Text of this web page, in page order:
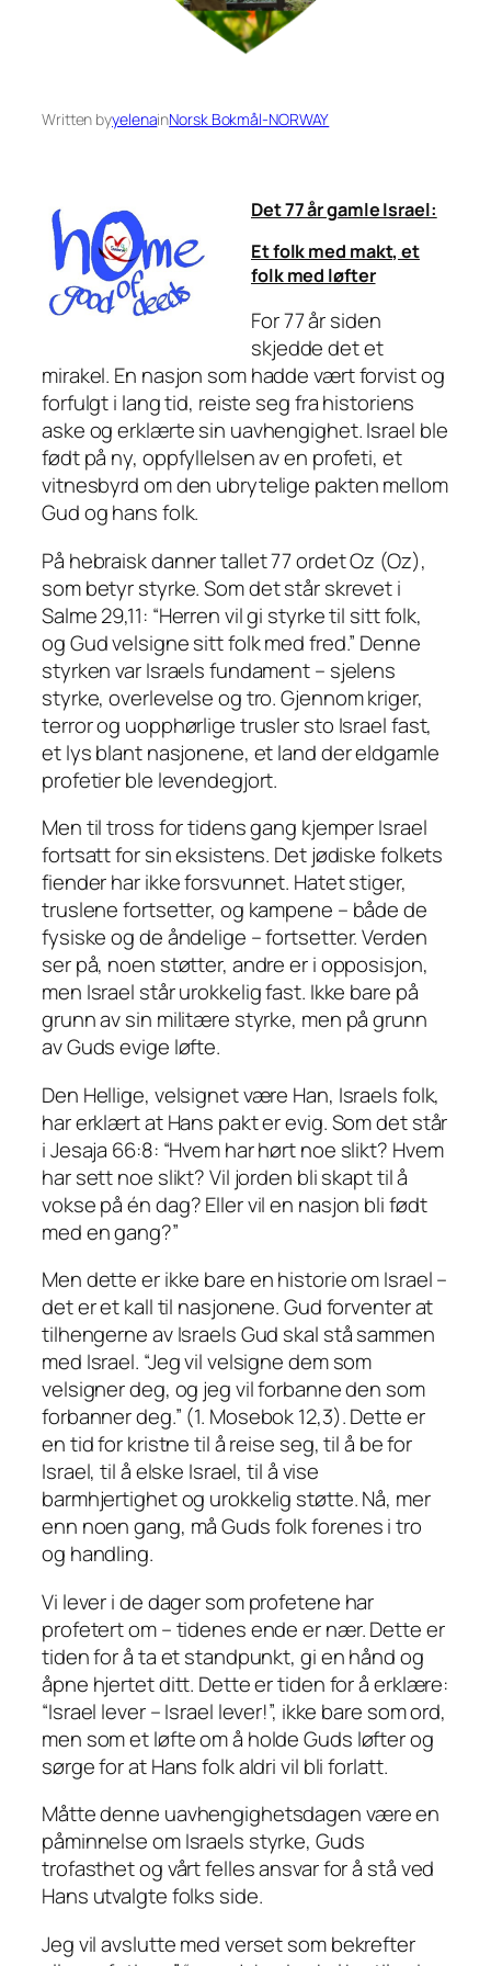
Written byyelenainNorsk Bokmål-NORWAY
Det 77 år gamle Israel:
Et folk med makt, et
folk med løfter
For 77 år siden
skjedde det et
mirakel. En nasjon som hadde vært forvist og
forfulgt i lang tid, reiste seg fra historiens
aske og erklærte sin uavhengighet. Israel ble
født på ny, oppfyllelsen av en profeti, et
vitnesbyrd om den ubrytelige pakten mellom
Gud og hans folk.
På hebraisk danner tallet 77 ordet Oz (Oz),
som betyr styrke. Som det står skrevet i
Salme 29,11: “Herren vil gi styrke til sitt folk,
og Gud velsigne sitt folk med fred.” Denne
styrken var Israels fundament – sjelens
styrke, overlevelse og tro. Gjennom kriger,
terror og uopphørlige trusler sto Israel fast,
et lys blant nasjonene, et land der eldgamle
profetier ble levendegjort.
Men til tross for tidens gang kjemper Israel
fortsatt for sin eksistens. Det jødiske folkets
fiender har ikke forsvunnet. Hatet stiger,
truslene fortsetter, og kampene – både de
fysiske og de åndelige – fortsetter. Verden
ser på, noen støtter, andre er i opposisjon,
men Israel står urokkelig fast. Ikke bare på
grunn av sin militære styrke, men på grunn
av Guds evige løfte.
Den Hellige, velsignet være Han, Israels folk,
har erklært at Hans pakt er evig. Som det står
i Jesaja 66:8: “Hvem har hørt noe slikt? Hvem
har sett noe slikt? Vil jorden bli skapt til å
vokse på én dag? Eller vil en nasjon bli født
med en gang?”
Men dette er ikke bare en historie om Israel –
det er et kall til nasjonene. Gud forventer at
tilhengerne av Israels Gud skal stå sammen
med Israel. “Jeg vil velsigne dem som
velsigner deg, og jeg vil forbanne den som
forbanner deg.” (1. Mosebok 12,3). Dette er
en tid for kristne til å reise seg, til å be for
Israel, til å elske Israel, til å vise
barmhjertighet og urokkelig støtte. Nå, mer
enn noen gang, må Guds folk forenes i tro
og handling.
Vi lever i de dager som profetene har
profetert om – tidenes ende er nær. Dette er
tiden for å ta et standpunkt, gi en hånd og
åpne hjertet ditt. Dette er tiden for å erklære:
“Israel lever – Israel lever!”, ikke bare som ord,
men som et løfte om å holde Guds løfter og
sørge for at Hans folk aldri vil bli forlatt.
Måtte denne uavhengighetsdagen være en
påminnelse om Israels styrke, Guds
trofasthet og vårt felles ansvar for å stå ved
Hans utvalgte folks side.
Jeg vil avslutte med verset som bekrefter